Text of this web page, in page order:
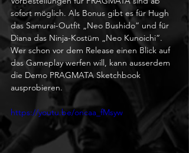
sofort möglich. Als Bonus gibt es für Hugh
das Samurai-Outfit „Neo Bushido“ und für
Diana das Ninja-Kostüm „Neo Kunoichi“.
Wer schon vor dem Release einen Blick auf
das Gameplay werfen will, kann ausserdem
die Demo PRAGMATA Sketchbook
ausprobieren.
https://youtu.be/oncaa_fMsyw